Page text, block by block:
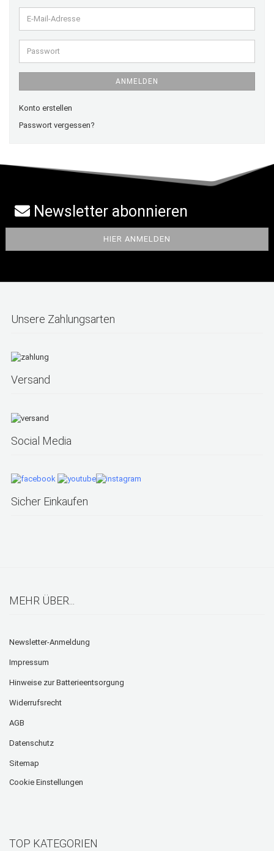
E-
Mail-
Adresse
Passwort
ANMELDEN
Konto erstellen
Passwort vergessen?
Newsletter abonnieren
Unsere Zahlungsarten
Versand
Social Media
Sicher Einkaufen
MEHR ÜBER...
Newsletter-Anmeldung
Impressum
Hinweise zur Batterieentsorgung
Widerrufsrecht
AGB
Datenschutz
Sitemap
Cookie Einstellungen
TOP KATEGORIEN